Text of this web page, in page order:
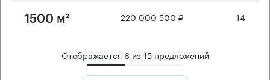
1500 м² 220 000 500 ₽ 14
Отображается 6 из15предложений